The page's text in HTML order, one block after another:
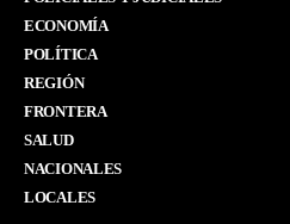
ECONOMÍA
POLÍTICA
REGIÓN
FRONTERA
SALUD
NACIONALES
LOCALES